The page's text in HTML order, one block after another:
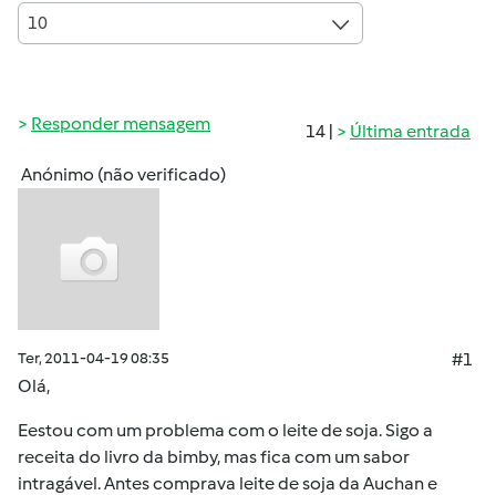
10
14 | Última entrada
Responder mensagem
Anónimo (não verificado)
Ter, 2011-04-19 08:35
#1
Olá,
Eestou com um problema com o leite de soja. Sigo a
receita do livro da bimby, mas fica com um sabor
intragável. Antes comprava leite de soja da Auchan e